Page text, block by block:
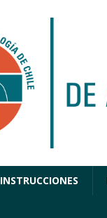
INSTRUCCIONES